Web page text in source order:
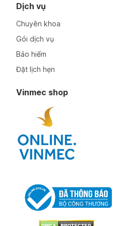
Dịch vụ
Chuyên khoa
Gói dịch vụ
Bảo hiểm
Đặt lịch hẹn
Vinmec shop